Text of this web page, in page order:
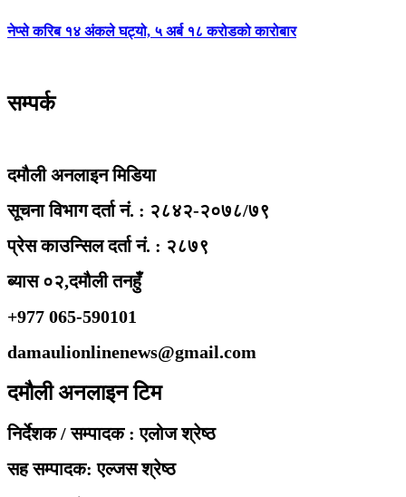
नेप्से करिब १४ अंकले घट्यो, ५ अर्ब १८ करोडको कारोबार
सम्पर्क
दमौली अनलाइन मिडिया
सूचना विभाग दर्ता नं. : २८४२-२०७८/७९
प्रेस काउन्सिल दर्ता नं. : २८७९
ब्यास ०२,दमौली तनहुँ
+977 065-590101
damaulionlinenews@gmail.com
दमौली अनलाइन टिम
निर्देशक / सम्पादक : एलोज श्रेष्ठ
सह सम्पादक: एल्जस श्रेष्ठ